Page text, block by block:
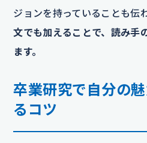
ジョンを持っていることも伝
文でも加えることで、読み手
ます。
卒業研究で自分の
るコツ